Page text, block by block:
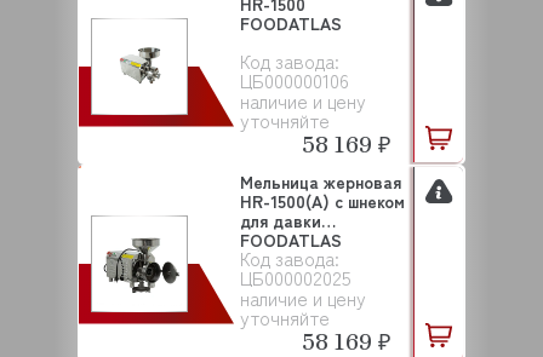
Код завода:
ЦБ000000106
наличие и цену
уточняйте
FOODATLAS
58 169 ₽
Код завода:
ЦБ000002025
наличие и цену
уточняйте
Мельница жерновая
HR-1500(A) с шнеком
для давки
FOODATLAS
58 169 ₽